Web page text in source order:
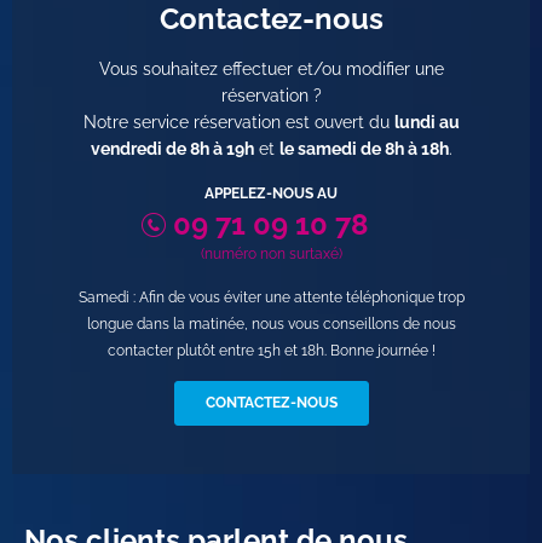
Contactez-nous
Vous souhaitez effectuer et/ou modifier une
réservation ?
Notre service réservation est ouvert du lundi au
vendredi de 8h à 19het le samedi de 8h à 18h.
APPELEZ-NOUS AU
09 71 09 10 78
(numéro non surtaxé)
Samedi : Afin de vous éviter une attente téléphonique trop
longue dans la matinée, nous vous conseillons de nous
contacter plutôt entre 15h et 18h. Bonne journée !
CONTACTEZ-NOUS